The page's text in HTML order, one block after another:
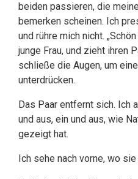
beiden passieren, die
bemerken scheinen. Ich
und rühre mich nicht.
junge Frau, und zieht ihren
schließe die Augen, um
unterdrücken.
Das Paar entfernt sich. Ich
und aus, ein und aus, wie
gezeigt hat.
Ich sehe nach vorne, wo